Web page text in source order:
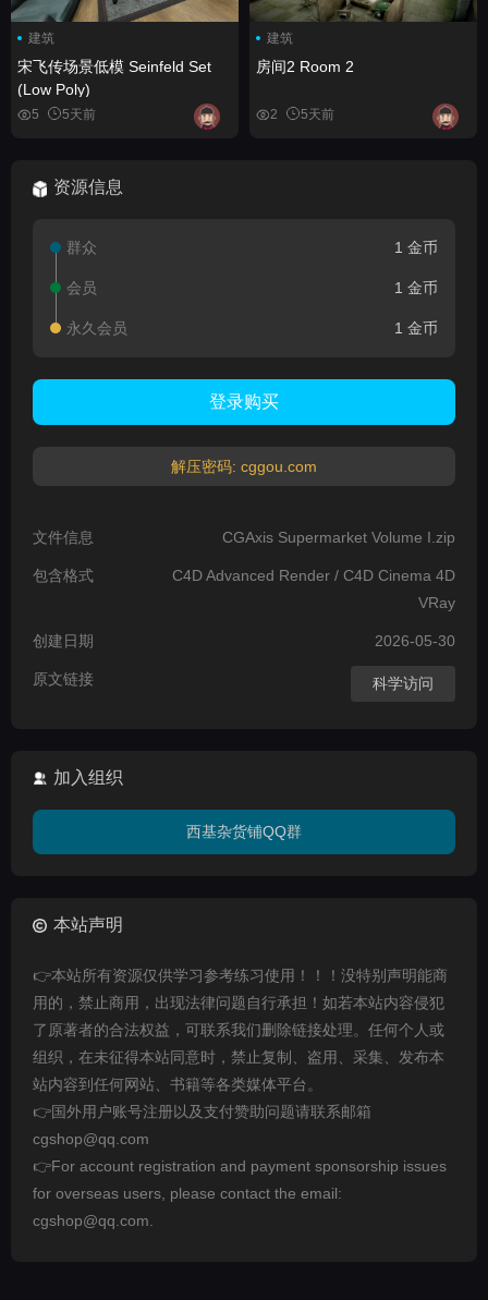
建筑
宋飞传场景低模 Seinfeld Set
(Low Poly)
5 5天前
建筑
房间2 Room 2
2 5天前
资源信息
群众 1 金币
会员 1 金币
永久会员 1 金币
登录购买
解压密码: cggou.com
文件信息 CGAxis Supermarket Volume I.zip
包含格式
C4D Advanced Render / C4D Cinema 4D
VRay
创建日期 2026-05-30
原文链接 科学访问
加入组织
西基杂货铺QQ群
本站声明
👉本站所有资源仅供学习参考练习使用！！！没特别声明能商
用的，禁止商用，出现法律问题自行承担！如若本站内容侵犯
了原著者的合法权益，可联系我们删除链接处理。任何个人或
组织，在未征得本站同意时，禁止复制、盗用、采集、发布本
站内容到任何网站、书籍等各类媒体平台。
👉国外用户账号注册以及支付赞助问题请联系邮箱
cgshop@qq.com
👉For account registration and payment sponsorship issues
for overseas users, please contact the email:
cgshop@qq.com.